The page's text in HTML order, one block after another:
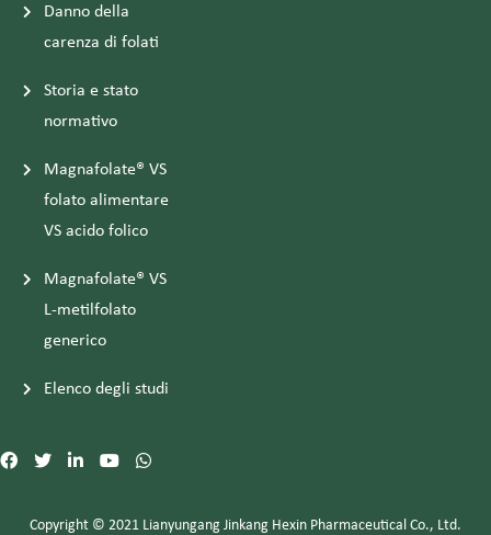
Danno della
carenza di folati
Storia e stato
normativo
Magnafolate® VS
folato alimentare
VS acido folico
Magnafolate® VS
L-metilfolato
generico
Elenco degli studi
Copyright © 2021 Lianyungang Jinkang Hexin Pharmaceutical Co., Ltd.